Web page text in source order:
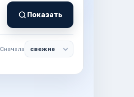
Показать
Сначала